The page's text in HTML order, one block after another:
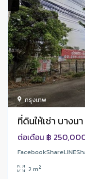
กรุงเทพ
ที่ดินให้เช่า บางน
ต่อเดือน ฿
2 m2